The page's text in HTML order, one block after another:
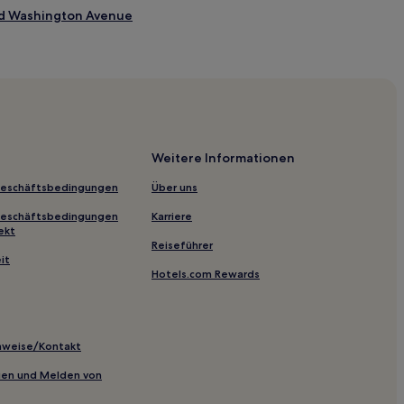
Washington Avenue
District
District
Boulevard
Kontakt
und Melden von
Weitere Informationen
Über uns
Karriere
Reiseführer
Hotels.com Rewards